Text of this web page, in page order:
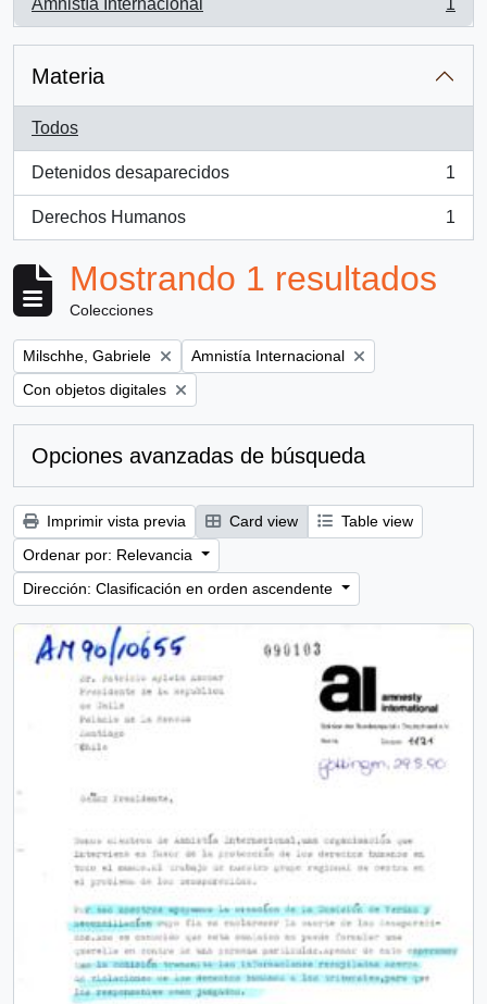
Amnistía Internacional
, 1 resultados
1
Materia
Todos
Detenidos desaparecidos
, 1 resultados
1
Derechos Humanos
, 1 resultados
1
Mostrando 1 resultados
Colecciones
Remove filter:
Milschhe, Gabriele Remove filter:
Amnistía Internacional
Remove filter:
Con objetos digitales
Opciones avanzadas de búsqueda
Imprimir vista previa Card view
Table view
Ordenar por: Relevancia
Dirección: Clasificación en orden ascendente